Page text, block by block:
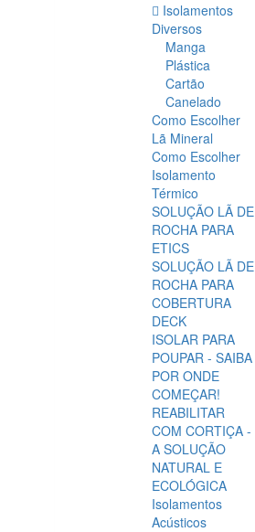
Isolamentos
Diversos
Manga
Plástica
Cartão
Canelado
Como Escolher
Lã Mineral
Como Escolher
Isolamento
Térmico
SOLUÇÃO LÃ DE
ROCHA PARA
ETICS
SOLUÇÃO LÃ DE
ROCHA PARA
COBERTURA
DECK
ISOLAR PARA
POUPAR - SAIBA
POR ONDE
COMEÇAR!
REABILITAR
COM CORTIÇA -
A SOLUÇÃO
NATURAL E
ECOLÓGICA
Isolamentos
Acústicos